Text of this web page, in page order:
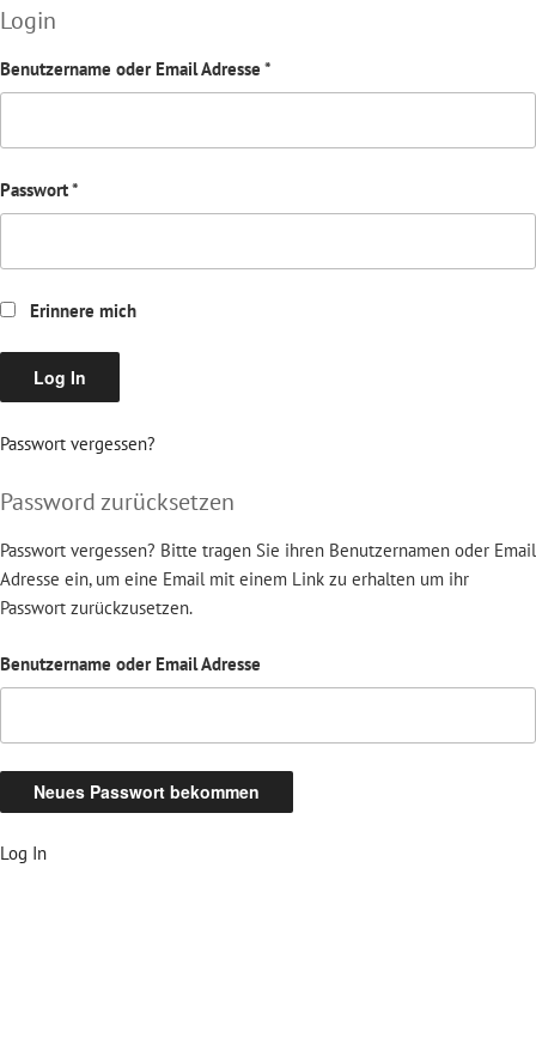
Login
Benutzername oder Email Adresse *
Passwort*
Erinnere mich
Passwort vergessen?
Password zurücksetzen
Passwort vergessen? Bitte tragen Sie ihren Benutzernamen oder Email
Adresse ein, um eine Email mit einem Link zu erhalten um ihr
Passwort zurückzusetzen.
Benutzername oder Email Adresse
Log In